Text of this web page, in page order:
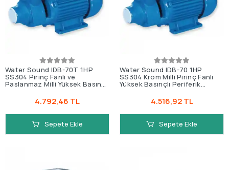
Water Sound IDB-70T 1HP
SS304 Pirinç Fanlı ve
Paslanmaz Milli Yüksek Basınçlı
4.792,46 TL
Sepete Ekle
Water Sound IDB-70 1HP
SS304 Krom Milli Pirinç Fanlı
Yüksek Basınçlı Periferik
4.516,92 TL
Sepete Ekle